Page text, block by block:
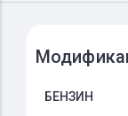
БЕНЗИН